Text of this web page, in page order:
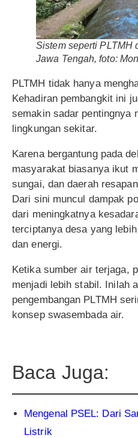
Sistem seperti PLTMH
Jawa Tengah, foto:
PLTMH tidak hanya
Kehadiran pembangkit ini
semakin sadar pentingnya
lingkungan sekitar.
Karena bergantung pada
masyarakat biasanya ikut
sungai, dan daerah
Dari sini muncul dampak
dari meningkatnya
terciptanya desa yang
dan energi.
Ketika sumber air terjaga,
menjadi lebih stabil. Inilah
pengembangan PLTMH
konsep swasembada air.
Baca Juga:
Mengenal PSEL: Dari
Listrik